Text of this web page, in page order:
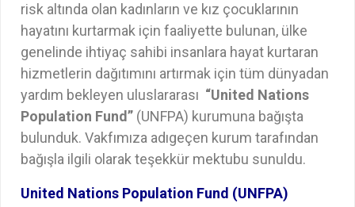
risk altında olan kadınların ve kız çocuklarının
hayatını kurtarmak için faaliyette bulunan, ülke
genelinde ihtiyaç sahibi insanlara hayat kurtaran
hizmetlerin dağıtımını artırmak için tüm dünyadan
yardım bekleyen uluslararası “United Nations
Population Fund” (UNFPA) kurumuna bağışta
bulunduk. Vakfımıza adıgeçen kurum tarafından
bağışla ilgili olarak teşekkür mektubu sunuldu.
United Nations Population Fund (UNFPA)